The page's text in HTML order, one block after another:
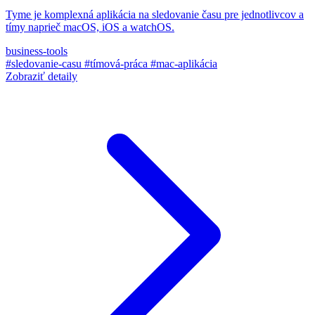
Tyme je komplexná aplikácia na sledovanie času pre jednotlivcov a
tímy naprieč macOS, iOS a watchOS.
business-tools
#sledovanie-casu #tímová-práca #mac-aplikácia
Zobraziť detaily